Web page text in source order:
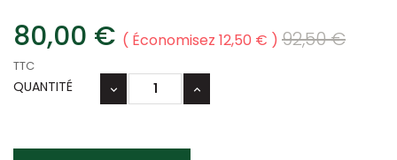
80,00 € Économisez 12,50 € 92,50 €
TTC
QUANTITÉ